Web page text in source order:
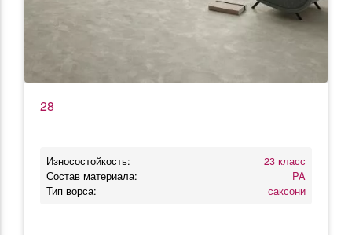
28
Износостойкость:
23 класс
Состав материала:
PA
Тип ворса:
саксони